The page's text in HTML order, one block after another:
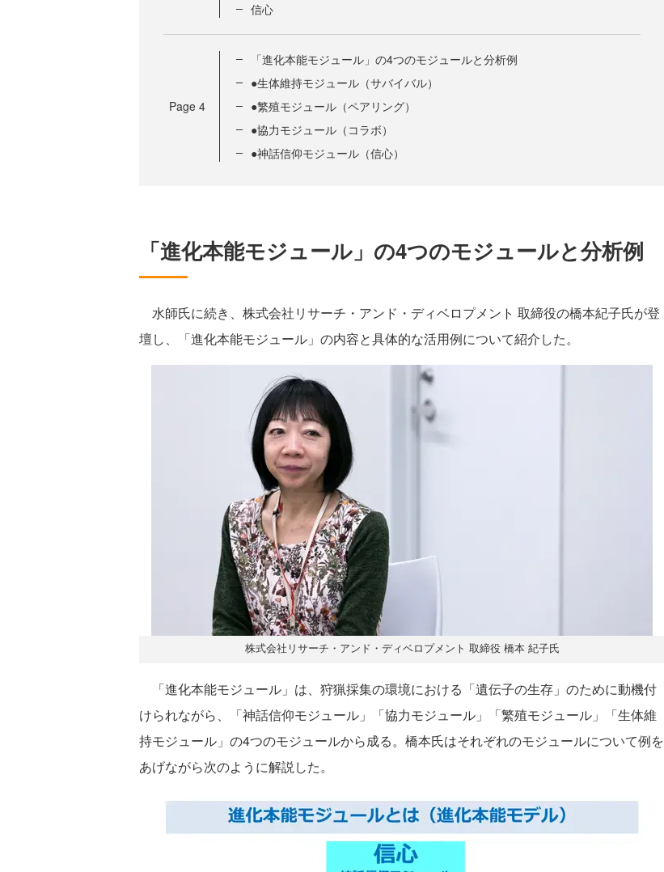
信心
Page 4
「進化本能モジュール」の4つのモジュールと分析例
●生体維持モジュール（サバイバル）
●繁殖モジュール（ペアリング）
●協力モジュール（コラボ）
●神話信仰モジュール（信心）
「進化本能モジュール」の4つのモジュールと分析例
水師氏に続き、株式会社リサーチ・アンド・ディベロプメント 取締役の橋本紀子氏が登
壇し、「進化本能モジュール」の内容と具体的な活用例について紹介した。
株式会社リサーチ・アンド・ディベロプメント 取締役 橋本 紀子氏
「進化本能モジュール」は、狩猟採集の環境における「遺伝子の生存」のために動機付
けられながら、「神話信仰モジュール」「協力モジュール」「繁殖モジュール」「生体維
持モジュール」の4つのモジュールから成る。橋本氏はそれぞれのモジュールについて例を
あげながら次のように解説した。